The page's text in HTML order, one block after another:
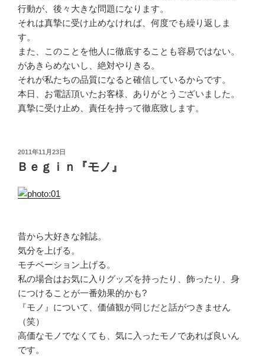
行動が、後々大きな問題になります。
それは真摯に受け止めなければ、何度でも繰り返しま
す。
また、このことを他人に徹底することも容易ではない。
があきらめないし、絶対やりきる。
それが私たちの品質になると確信しているからです。
本日、お電話頂いたお客様、ありがとうございました。
真摯に受け止め、責任を持って徹底致します。
投
稿
日:
2011年11月23日
Ｂｅｇｉｎ『モノ』
昔から大好きな雑誌。
気分を上げる。
モチベーション上げる。
私の場合はお気に入りグッズを持ったり、飾ったり、身
につけることが一番効果的かも?
『モノ』について、価値観が同じだと話がつきません
（笑）
高価なモノでなくても、気に入ったモノであれば良いん
です。